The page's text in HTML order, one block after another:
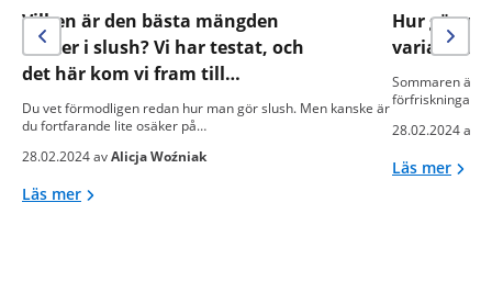
Vilken är den bästa mängden
socker i slush? Vi har testat, och
det här kom vi fram till…
Du vet förmodligen redan hur man gör slush. Men kanske är
du fortfarande lite osäker på…
28.02.2024 avAlicja Woźniak
Läs mer
Hur gör
varianter!
Sommaren är
förfriskningar.
28.02.2024 av
Läs mer